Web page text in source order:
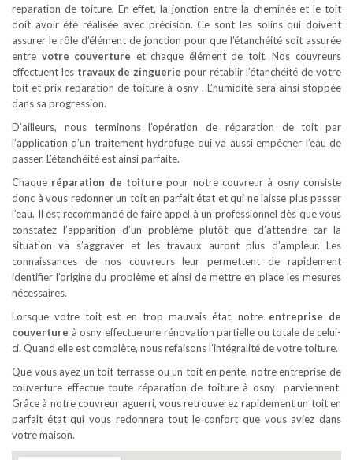
reparation de toiture, En effet, la jonction entre la cheminée et le toit
doit avoir été réalisée avec précision. Ce sont les solins qui doivent
assurer le rôle d’élément de jonction pour que l’étanchéité soit assurée
entre votre couverture et chaque élément de toit. Nos couvreurs
effectuent lestravaux de zinguerie pour rétablir l’étanchéité de votre
toit et prix reparation de toiture à osny . L’humidité sera ainsi stoppée
dans sa progression.
D’ailleurs, nous terminons l’opération de réparation de toit par
l’application d’un traitement hydrofuge qui va aussi empêcher l’eau de
passer. L’étanchéité est ainsi parfaite.
Chaque réparation de toiture pour notre couvreur à osny consiste
donc à vous redonner un toit en parfait état et qui ne laisse plus passer
l’eau. Il est recommandé de faire appel à un professionnel dès que vous
constatez l’apparition d’un problème plutôt que d’attendre car la
situation va s’aggraver et les travaux auront plus d’ampleur. Les
connaissances de nos couvreurs leur permettent de rapidement
identifier l’origine du problème et ainsi de mettre en place les mesures
nécessaires.
Lorsque votre toit est en trop mauvais état, notre entreprise de
couverture à osny effectue une rénovation partielle ou totale de celui-
ci. Quand elle est complète, nous refaisons l’intégralité de votre toiture.
Que vous ayez un toit terrasse ou un toit en pente, notre entreprise de
couverture effectue toute réparation de toiture à osny parviennent.
Grâce à notre couvreur aguerri, vous retrouverez rapidement un toit en
parfait état qui vous redonnera tout le confort que vous aviez dans
votre maison.